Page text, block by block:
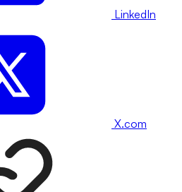
LinkedIn
X.com